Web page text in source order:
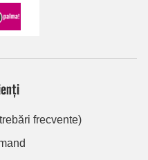
frecvente)